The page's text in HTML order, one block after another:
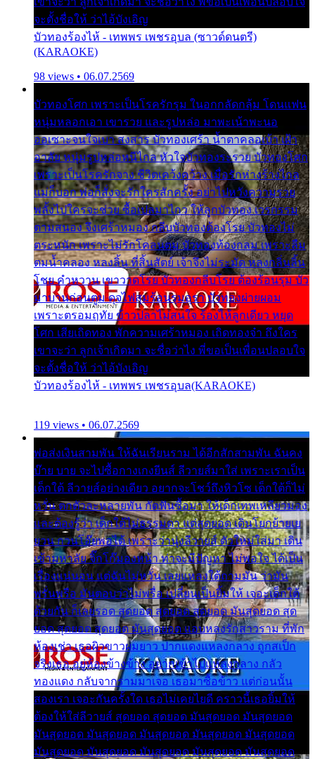
จะตั้งชื่อให้ ว่าไอ้บังเอิญ
บัวทองร้องไห้ - เทพพร เพชรอุบล (ซาวด์ดนตรี)
(KARAOKE)
98 views • 06.07.2569
บัวทองโศก เพราะเป็นโรครักรุม ในอกกลัดกลุ้ม โดนแฟน
หนุ่มหลอกเอา เขารวย และรูปหล่อ มาพะเน้าพะนอ
ออเซาะจนใจเบา สงสาร บัวทองเศร้า น้ำตาคลอเบ้า เฝ้า
อาลัย หนุ่มรูปหล่อหนีไกล หัวใจบัวทองระรวย บัวทองโศก
เพราะเป็นโรครักจาง ชีวิตเคว้งคว้าง เมื่อรักห่างร้างไกล
แม่ก็บอก พ่อก็สั่งจะรักใครสักครั้ง อย่าไปหวังความรวย
พลั้งไปใครจะช่วย ซื้อเปลมาไกว ให้ลูกบัวทอง เวรกรรม
ตามสนอง จึงเศร้าหมอง กลีบบัวทองต้องโรย บัวทองไม่
ตระหนัก เพราะไม่รักโคลนตม บัวทองท้องกลม เพราะลืม
ตมน้ำคลอง หลงลิ้น ที่สิ้นสัตย์ เจ้าจึงไม่ระมัด หลงกลิ่นลิ้น
โชย คำหวาน เขาวาดโรย บัวทองกลีบโรย ต้องร้อนรุม บัว
มาบานก่อนตูม ดุจไฟสุมร้อนรุมอุรา บัวทองผ่ายผอม
เพราะตรอมฤทัย ข้าวปลาไม่สนใจ ร้องไห้ลูกเดียว หยุด
โศก เสียเถิดทอง พักความเศร้าหมอง เถิดทองจ๋า ถึงใคร
เขาจะว่า ลูกเจ้าเกิดมา จะชื่อว่าไง พี่ขอเป็นเพื่อนปลอบใจ
จะตั้งชื่อให้ ว่าไอ้บังเอิญ
บัวทองร้องไห้ - เทพพร เพชรอุบล(KARAOKE)
119 views • 06.07.2569
พ่อส่งเงินสามพัน ให้ฉันเรียนราม ได้อีกสักสามพัน ฉันคง
บ๊าย บาย จะไปซื้อกางเกงยีนส์ ลีวายส์มาใส่ เพราะเราเป็น
เด็กใต้ ลีวายส์อย่างเดียว อยากจะโชว์ถึงหิวโซ เด็กใต้ก็ไม่
หวั่น ตกตัวละหลายพัน กัดฟันซื้อมา ให้เด็กเทพเหลียวมอง
และต้องรู้ว่า เด็กใต้ไม่ธรรมดา แต่สุดยอด เดินโยกย้ายเย
ยวน กวนโอ๊ยพอได้ เพราะว่านุ่งลีวายส์ ตัวใหม่ใส่มา เดิน
เข้ามหาลัย จิ๊กโก๊มองหน้า ท่าจะมีปัญหา ไม่พอใจ ได้เป็น
เรื่องแน่นอน แต่ฉันไม่หวั่น เลยแหลงใต้ถามมัน ว่ามัน
พรั่นพรือ มันตอบว่าไม่พรื่อ เปลี่ยนเป็นยิ้มให้ เจอะเด็กใต้
ด้วยกัน ก็เลยรอด สุดยอด สุดยอด สุดยอด มันสุดยอด สุด
ยอด สุดยอด สุดยอด มันสุดยอด แอบหลงรักสาวราม ที่พัก
ห้องเช่า เธอผิวขาวผมยาว ปากแดงแหลงกลาง ถูกสเป็ก
จริงเธอ อยู่ห้องข้างข้าง อยากเข้าไปแหลงกลาง กลัว
ทองแดง กลับจากรามมาเจอ เธอมาซื้อข้าว แต่ก่อนนั้น
สองเรา เจอะกันครั้งใด เธอไม่เคยไยดี คราวนี้เธอยิ้มให้
ต้องให้ใส่ลีวายส์ สุดยอด สุดยอด มันสุดยอด มันสุดยอด
มันสุดยอด มันสุดยอด มันสุดยอด มันสุดยอด มันสุดยอด
มันสุดยอด มันสุดยอด มันสุดยอด มันสุดยอด มันสุดยอด